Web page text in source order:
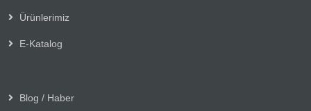
Ürünlerimiz
E-Katalog
Blog / Haber